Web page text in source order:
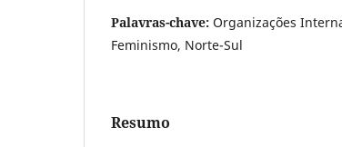
Palavras-chave: Organizações
Feminismo, Norte-Sul
Resumo